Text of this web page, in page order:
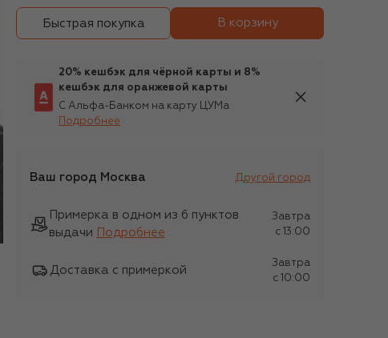
Быстрая покупка В корзину
20% кешбэк для чёрной карты и 8%
кешбэк для оранжевой карты
С Альфа-Банком на карту ЦУМа
Подробнее
Ваш город Москва Другой город
Примерка в одном из 6 пунктов
выдачи
Подробнее
Завтра
c 13:00
Доставка с примеркой
Завтра
c 10:00